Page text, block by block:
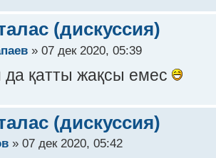
(дискуссия)
» 07 дек 2020, 05:39
да қатты жақсы емес
(дискуссия)
» 07 дек 2020, 05:42